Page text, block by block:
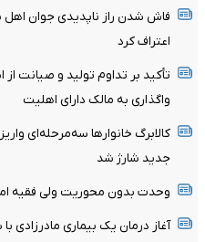
فاش شدن راز ناپدیدی جوان
اعتراف کرد
تأکید بر تداوم تولید و صیانت از
واگذاری به مالک دارای اهلیت
کالابرگ خانوارها سه‌مرحله‌ای
جدید شارژ شد
وحدت بدون محوریت ولی فقیه